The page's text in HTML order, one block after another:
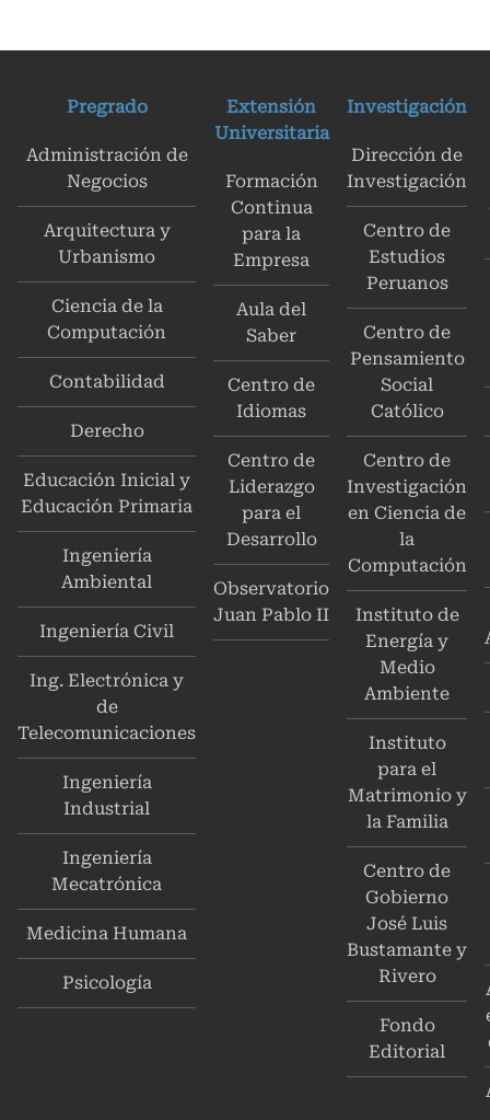
Pregrado
Administración de
Negocios
Arquitectura y
Urbanismo
Ciencia de la
Computación
Contabilidad
Derecho
Educación Inicial y
Educación Primaria
Ingeniería
Ambiental
Ingeniería Civil
Ing. Electrónica y
de
Telecomunicaciones
Ingeniería
Industrial
Ingeniería
Mecatrónica
Medicina Humana
Psicología
Extensión
Universitaria
Formación
Continua
para la
Empresa
Aula del
Saber
Centro de
Idiomas
Centro de
Liderazgo
para el
Desarrollo
Observatorio
Juan Pablo II
Investigación
Dirección de
Investigación
Centro de
Estudios
Peruanos
Centro de
Pensamiento
Social
Católico
Centro de
Investigación
en Ciencia de
la
Computación
Instituto de
Energía y
Medio
Ambiente
Instituto
para el
Matrimonio y
la Familia
Centro de
Gobierno
José Luis
Bustamante y
Rivero
Fondo
Editorial